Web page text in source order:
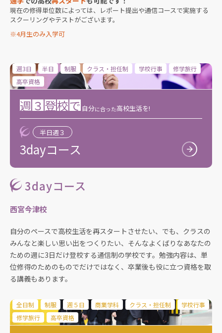
現在の修得単位数によっては、レポート提出や通信コースで実施する
スクーリングやテストがございます。
※4月生のみ入学可
3dayコース
西宮今津校
自分のペースで高校生活を再スタートさせたい、でも、クラスの
みんなと楽しい思い出をつくりたい、そんなよくばりなあなたの
ための週に3日だけ登校する通信制の学校です。勉強内容は、単
位修得のためのものでだけではなく、卒業後も役に立つ資格を取
る講義もあります。
週3日 半日 制服 クラス・担任制 学校行事
修学旅行
高卒資格
週 ３ 登校で 自分に合った高校生活を!
半日週３
3dayコース
全日制 制服 週５日 商業学科 クラス・担任制
学校行事
修学旅行
高卒資格